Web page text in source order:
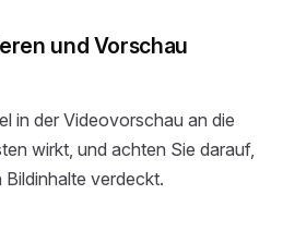
und Vorschau
in der Videovorschau an die
wirkt, und achten Sie darauf,
verdeckt.